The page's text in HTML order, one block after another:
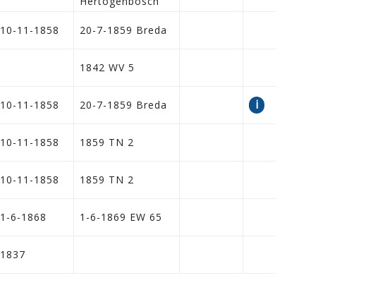
10-11-1858 20-7-1859 Breda
1842 WV 5
10-11-1858 20-7-1859 Breda i
10-11-1858 1859 TN 2
10-11-1858 1859 TN 2
1-6-1868 1-6-1869 EW 65
1837